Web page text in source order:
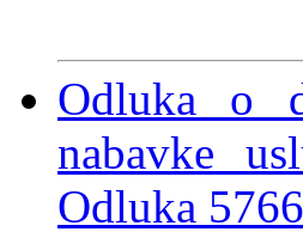
Odluka o
nabavke
Odluka